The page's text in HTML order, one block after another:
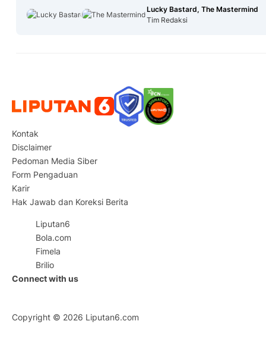
Lucky Bastard, The Mastermind
Tim Redaksi
Kontak
Disclaimer
Pedoman Media Siber
Form Pengaduan
Karir
Hak Jawab dan Koreksi Berita
Liputan6
Bola.com
Fimela
Brilio
Connect with us
Copyright © 2026 Liputan6.com